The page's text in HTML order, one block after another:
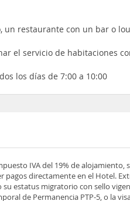
un restaurante con un bar o
el servicio de habitaciones
los días de 7:00 a 10:00
IVA del 19% de
pagos directamente en el Hotel.
estatus migratorio con sello
de Permanencia PTP-5, o la